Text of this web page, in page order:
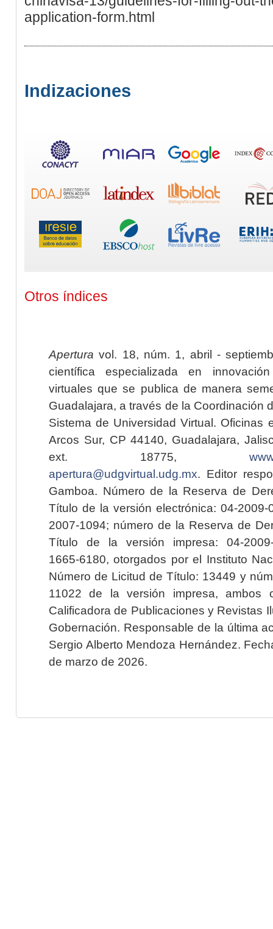
application-form.html
Indizaciones
Otros índices
Apertura vol. 18, núm. 1, abril -
científica especializada en
virtuales que se publica de manera
Guadalajara, a través de la Coordinación
Sistema de Universidad Virtual. Oficinas
Arcos Sur, CP 44140, Guadalajara,
ext. 18775,
apertura@udgvirtual.udg.mx. Editor
Gamboa. Número de la Reserva de
Título de la versión electrónica: 04-2009-
2007-1094; número de la Reserva de
Título de la versión impresa: 04-2009-
1665-6180, otorgados por el Instituto
Número de Licitud de Título: 13449 y
11022 de la versión impresa, ambos
Calificadora de Publicaciones y Revistas
Gobernación. Responsable de la última
Sergio Alberto Mendoza Hernández.
de marzo de 2026.